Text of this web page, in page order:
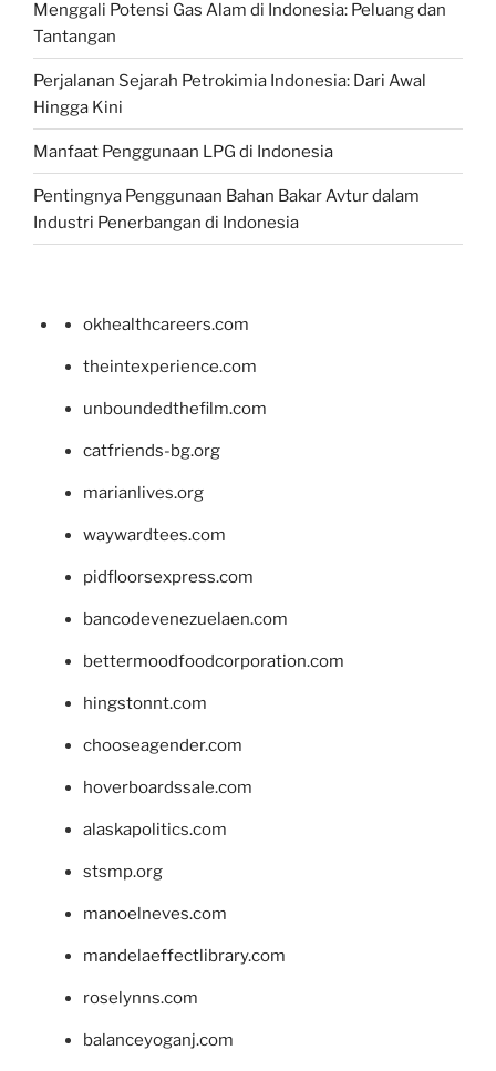
Menggali Potensi Gas Alam di Indonesia: Peluang dan
Tantangan
Perjalanan Sejarah Petrokimia Indonesia: Dari Awal
Hingga Kini
Manfaat Penggunaan LPG di Indonesia
Pentingnya Penggunaan Bahan Bakar Avtur dalam
Industri Penerbangan di Indonesia
okhealthcareers.com
theintexperience.com
unboundedthefilm.com
catfriends-bg.org
marianlives.org
waywardtees.com
pidfloorsexpress.com
bancodevenezuelaen.com
bettermoodfoodcorporation.com
hingstonnt.com
chooseagender.com
hoverboardssale.com
alaskapolitics.com
stsmp.org
manoelneves.com
mandelaeffectlibrary.com
roselynns.com
balanceyoganj.com